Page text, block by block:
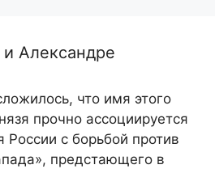
Александре
что имя этого
прочно ассоциируется
России с борьбой против
предстающего в